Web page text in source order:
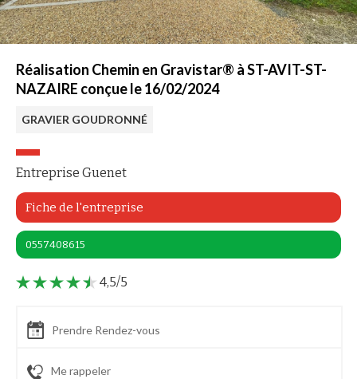
Réalisation Chemin en Gravistar® à ST-AVIT-ST-
NAZAIRE conçue le 16/02/2024
GRAVIER GOUDRONNÉ
Entreprise Guenet
Fiche de l'entreprise
0557408615
4,5/5
Prendre Rendez-vous
Me rappeler